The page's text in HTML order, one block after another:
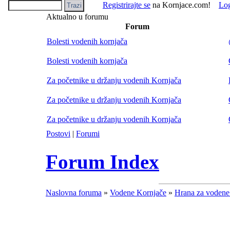
Registrirajte se na Kornjace.com!
Aktualno u forumu
Forum
Bolesti vodenih kornjača
Bolesti vodenih kornjača
Za početnike u držanju vodenih Kornjača
Za početnike u držanju vodenih Kornjača
Za početnike u držanju vodenih Kornjača
Postovi | Forumi
Forum Index
Naslovna foruma » Vodene Kornjače » Hrana za